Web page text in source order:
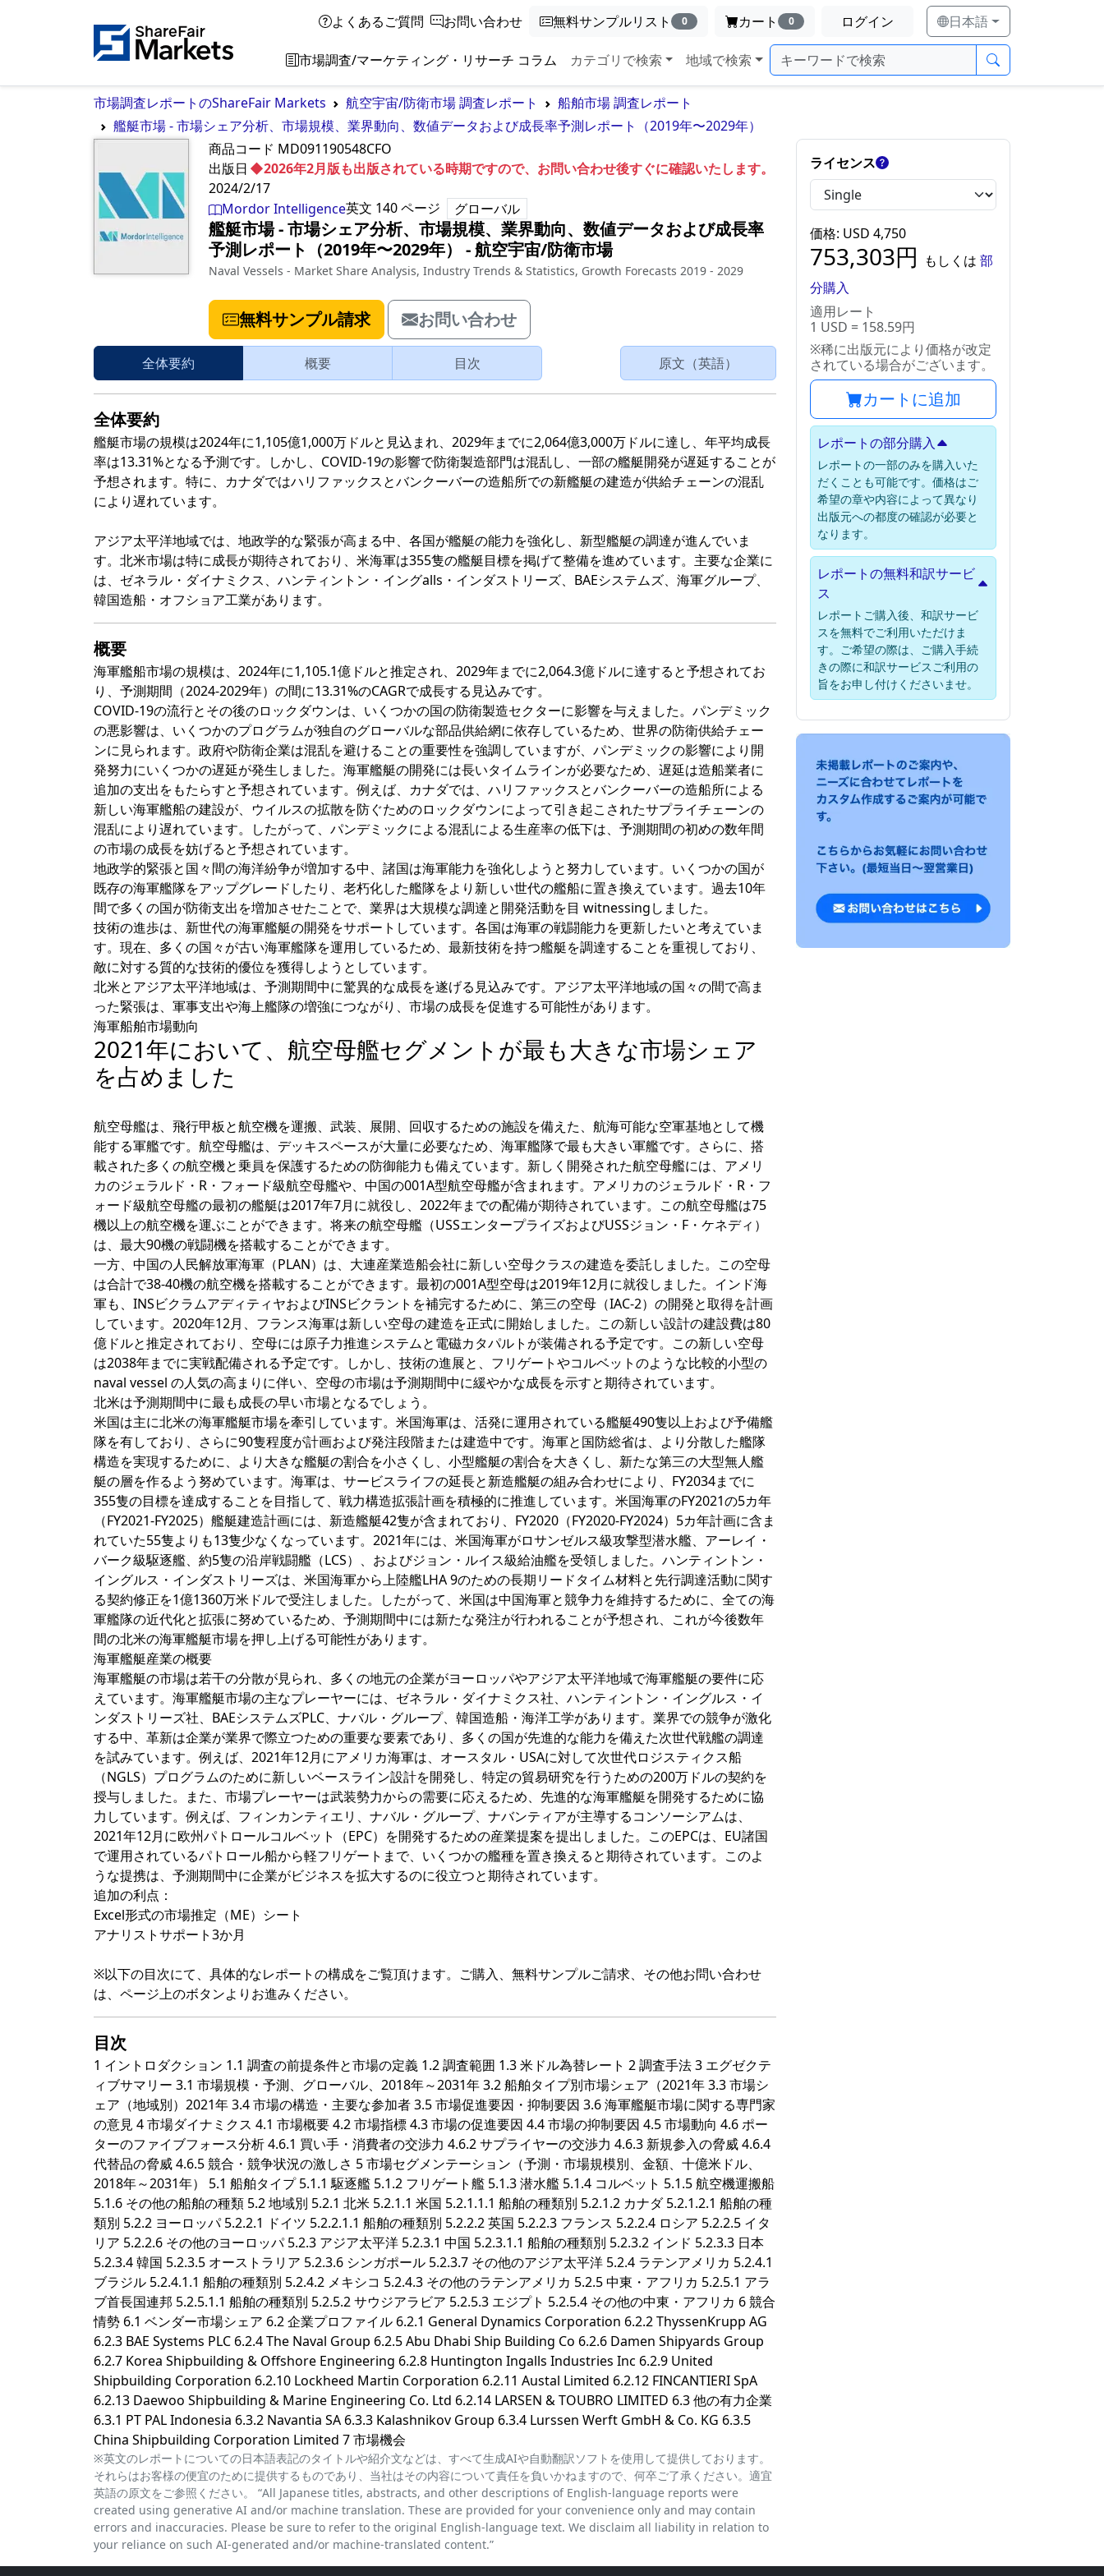
よくあるご質問 お問い合わせ 無料サンプルリスト 0 カート 0 ログイン 日本語
市場調査/マーケティング・リサーチ コラム カテゴリで検索 地域で検索
市場調査レポートのShareFair Markets 航空宇宙/防衛市場 調査レポート
船舶市場 調査レポート
艦艇市場 - 市場シェア分析、市場規模、業界動向、数値データおよび成長率予測レポート（2019年〜2029年）
商品コード MD091190548CFO
◆2026年2月版も出版されている時期ですので、お問い合わせ後すぐに確認いたします。
出版日
2024/2/17
Mordor Intelligence英文 140ページ グローバル
艦艇市場 - 市場シェア分析、市場規模、業界動向、数値データおよび成長率
予測レポート（2019年〜2029年）
‐航空宇宙/防衛市場
Naval Vessels - Market Share Analysis, Industry Trends & Statistics, Growth Forecasts 2019 - 2029
無料サンプル請求 お問い合わせ
全体要約 概要 目次 原文（英語）
全体要約
艦艇市場の規模は2024年に1,105億1,000万ドルと見込まれ、2029年までに2,064億3,000万ドルに達し、年平均成長
率は13.31%となる予測です。しかし、COVID-19の影響で防衛製造部門は混乱し、一部の艦艇開発が遅延することが
予想されます。特に、カナダではハリファックスとバンクーバーの造船所での新艦艇の建造が供給チェーンの混乱
により遅れています。
アジア太平洋地域では、地政学的な緊張が高まる中、各国が艦艇の能力を強化し、新型艦艇の調達が進んでいま
す。北米市場は特に成長が期待されており、米海軍は355隻の艦艇目標を掲げて整備を進めています。主要な企業に
は、ゼネラル・ダイナミクス、ハンティントン・イングalls・インダストリーズ、BAEシステムズ、海軍グループ、
韓国造船・オフショア工業があります。
概要
海軍艦船市場の規模は、2024年に1,105.1億ドルと推定され、2029年までに2,064.3億ドルに達すると予想されてお
り、予測期間（2024-2029年）の間に13.31%のCAGRで成長する見込みです。
COVID-19の流行とその後のロックダウンは、いくつかの国の防衛製造セクターに影響を与えました。パンデミック
の悪影響は、いくつかのプログラムが独自のグローバルな部品供給網に依存しているため、世界の防衛供給チェー
ンに見られます。政府や防衛企業は混乱を避けることの重要性を強調していますが、パンデミックの影響により開
発努力にいくつかの遅延が発生しました。海軍艦艇の開発には長いタイムラインが必要なため、遅延は造船業者に
追加の支出をもたらすと予想されています。例えば、カナダでは、ハリファックスとバンクーバーの造船所による
新しい海軍艦船の建設が、ウイルスの拡散を防ぐためのロックダウンによって引き起こされたサプライチェーンの
混乱により遅れています。したがって、パンデミックによる混乱による生産率の低下は、予測期間の初めの数年間
の市場の成長を妨げると予想されています。
地政学的緊張と国々間の海洋紛争が増加する中、諸国は海軍能力を強化しようと努力しています。いくつかの国が
既存の海軍艦隊をアップグレードしたり、老朽化した艦隊をより新しい世代の艦船に置き換えています。過去10年
間で多くの国が防衛支出を増加させたことで、業界は大規模な調達と開発活動を目 witnessingしました。
技術の進歩は、新世代の海軍艦艇の開発をサポートしています。各国は海軍の戦闘能力を更新したいと考えていま
す。現在、多くの国々が古い海軍艦隊を運用しているため、最新技術を持つ艦艇を調達することを重視しており、
敵に対する質的な技術的優位を獲得しようとしています。
北米とアジア太平洋地域は、予測期間中に驚異的な成長を遂げる見込みです。アジア太平洋地域の国々の間で高ま
った緊張は、軍事支出や海上艦隊の増強につながり、市場の成長を促進する可能性があります。
海軍船舶市場動向
2021年において、航空母艦セグメントが最も大きな市場シェア
を占めました
航空母艦は、飛行甲板と航空機を運搬、武装、展開、回収するための施設を備えた、航海可能な空軍基地として機
能する軍艦です。航空母艦は、デッキスペースが大量に必要なため、海軍艦隊で最も大きい軍艦です。さらに、搭
載された多くの航空機と乗員を保護するための防御能力も備えています。新しく開発された航空母艦には、アメリ
カのジェラルド・R・フォード級航空母艦や、中国の001A型航空母艦が含まれます。アメリカのジェラルド・R・フ
ォード級航空母艦の最初の艦艇は2017年7月に就役し、2022年までの配備が期待されています。この航空母艦は75
機以上の航空機を運ぶことができます。将来の航空母艦（USSエンタープライズおよびUSSジョン・F・ケネディ）
は、最大90機の戦闘機を搭載することができます。
一方、中国の人民解放軍海軍（PLAN）は、大連産業造船会社に新しい空母クラスの建造を委託しました。この空母
は合計で38-40機の航空機を搭載することができます。最初の001A型空母は2019年12月に就役しました。インド海
軍も、INSビクラムアディティヤおよびINSビクラントを補完するために、第三の空母（IAC-2）の開発と取得を計画
しています。2020年12月、フランス海軍は新しい空母の建造を正式に開始しました。この新しい設計の建設費は80
億ドルと推定されており、空母には原子力推進システムと電磁カタパルトが装備される予定です。この新しい空母
は2038年までに実戦配備される予定です。しかし、技術の進展と、フリゲートやコルベットのような比較的小型の
naval vessel の人気の高まりに伴い、空母の市場は予測期間中に緩やかな成長を示すと期待されています。
北米は予測期間中に最も成長の早い市場となるでしょう。
米国は主に北米の海軍艦艇市場を牽引しています。米国海軍は、活発に運用されている艦艇490隻以上および予備艦
隊を有しており、さらに90隻程度が計画および発注段階または建造中です。海軍と国防総省は、より分散した艦隊
構造を実現するために、より大きな艦艇の割合を小さくし、小型艦艇の割合を大きくし、新たな第三の大型無人艦
艇の層を作るよう努めています。海軍は、サービスライフの延長と新造艦艇の組み合わせにより、FY2034までに
355隻の目標を達成することを目指して、戦力構造拡張計画を積極的に推進しています。米国海軍のFY2021の5カ年
（FY2021-FY2025）艦艇建造計画には、新造艦艇42隻が含まれており、FY2020（FY2020-FY2024）5カ年計画に含ま
れていた55隻よりも13隻少なくなっています。2021年には、米国海軍がロサンゼルス級攻撃型潜水艦、アーレイ・
バーク級駆逐艦、約5隻の沿岸戦闘艦（LCS）、およびジョン・ルイス級給油艦を受領しました。ハンティントン・
イングルス・インダストリーズは、米国海軍から上陸艦LHA 9のための長期リードタイム材料と先行調達活動に関す
る契約修正を1億1360万米ドルで受注しました。したがって、米国は中国海軍と競争力を維持するために、全ての海
軍艦隊の近代化と拡張に努めているため、予測期間中には新たな発注が行われることが予想され、これが今後数年
間の北米の海軍艦艇市場を押し上げる可能性があります。
海軍艦艇産業の概要
海軍艦艇の市場は若干の分散が見られ、多くの地元の企業がヨーロッパやアジア太平洋地域で海軍艦艇の要件に応
えています。海軍艦艇市場の主なプレーヤーには、ゼネラル・ダイナミクス社、ハンティントン・イングルス・イ
ンダストリーズ社、BAEシステムズPLC、ナバル・グループ、韓国造船・海洋工学があります。業界での競争が激化
する中、革新は企業が業界で際立つための重要な要素であり、多くの国が先進的な能力を備えた次世代戦艦の調達
を試みています。例えば、2021年12月にアメリカ海軍は、オースタル・USAに対して次世代ロジスティクス船
（NGLS）プログラムのために新しいベースライン設計を開発し、特定の貿易研究を行うための200万ドルの契約を
授与しました。また、市場プレーヤーは武装勢力からの需要に応えるため、先進的な海軍艦艇を開発するために協
力しています。例えば、フィンカンティエリ、ナバル・グループ、ナバンティアが主導するコンソーシアムは、
2021年12月に欧州パトロールコルベット（EPC）を開発するための産業提案を提出しました。このEPCは、EU諸国
で運用されているパトロール船から軽フリゲートまで、いくつかの艦種を置き換えると期待されています。このよ
うな提携は、予測期間中に企業がビジネスを拡大するのに役立つと期待されています。
追加の利点：
Excel形式の市場推定（ME）シート
アナリストサポート3か月
※以下の目次にて、具体的なレポートの構成をご覧頂けます。ご購入、無料サンプルご請求、その他お問い合わせ
は、ページ上のボタンよりお進みください。
目次
1 イントロダクション 1.1 調査の前提条件と市場の定義 1.2 調査範囲 1.3 米ドル為替レート 2 調査手法 3 エグゼクテ
ィブサマリー 3.1 市場規模・予測、グローバル、2018年～2031年 3.2 船舶タイプ別市場シェア（2021年 3.3 市場シ
ェア（地域別）2021年 3.4 市場の構造・主要な参加者 3.5 市場促進要因・抑制要因 3.6 海軍艦艇市場に関する専門家
の意見 4 市場ダイナミクス 4.1 市場概要 4.2 市場指標 4.3 市場の促進要因 4.4 市場の抑制要因 4.5 市場動向 4.6 ポー
ターのファイブフォース分析 4.6.1 買い手・消費者の交渉力 4.6.2 サプライヤーの交渉力 4.6.3 新規参入の脅威 4.6.4
代替品の脅威 4.6.5 競合・競争状況の激しさ 5 市場セグメンテーション（予測・市場規模別、金額、十億米ドル、
2018年～2031年） 5.1 船舶タイプ 5.1.1 駆逐艦 5.1.2 フリゲート艦 5.1.3 潜水艦 5.1.4 コルベット 5.1.5 航空機運搬船
5.1.6 その他の船舶の種類 5.2 地域別 5.2.1 北米 5.2.1.1 米国 5.2.1.1.1 船舶の種類別 5.2.1.2 カナダ 5.2.1.2.1 船舶の種
類別 5.2.2 ヨーロッパ 5.2.2.1 ドイツ 5.2.2.1.1 船舶の種類別 5.2.2.2 英国 5.2.2.3 フランス 5.2.2.4 ロシア 5.2.2.5 イタ
リア 5.2.2.6 その他のヨーロッパ 5.2.3 アジア太平洋 5.2.3.1 中国 5.2.3.1.1 船舶の種類別 5.2.3.2 インド 5.2.3.3 日本
5.2.3.4 韓国 5.2.3.5 オーストラリア 5.2.3.6 シンガポール 5.2.3.7 その他のアジア太平洋 5.2.4 ラテンアメリカ 5.2.4.1
ブラジル 5.2.4.1.1 船舶の種類別 5.2.4.2 メキシコ 5.2.4.3 その他のラテンアメリカ 5.2.5 中東・アフリカ 5.2.5.1 アラ
ブ首長国連邦 5.2.5.1.1 船舶の種類別 5.2.5.2 サウジアラビア 5.2.5.3 エジプト 5.2.5.4 その他の中東・アフリカ 6 競合
情勢 6.1 ベンダー市場シェア 6.2 企業プロファイル 6.2.1 General Dynamics Corporation 6.2.2 ThyssenKrupp AG
6.2.3 BAE Systems PLC 6.2.4 The Naval Group 6.2.5 Abu Dhabi Ship Building Co 6.2.6 Damen Shipyards Group
6.2.7 Korea Shipbuilding & Offshore Engineering 6.2.8 Huntington Ingalls Industries Inc 6.2.9 United
Shipbuilding Corporation 6.2.10 Lockheed Martin Corporation 6.2.11 Austal Limited 6.2.12 FINCANTIERI SpA
6.2.13 Daewoo Shipbuilding & Marine Engineering Co. Ltd 6.2.14 LARSEN & TOUBRO LIMITED 6.3 他の有力企業
6.3.1 PT PAL Indonesia 6.3.2 Navantia SA 6.3.3 Kalashnikov Group 6.3.4 Lurssen Werft GmbH & Co. KG 6.3.5
China Shipbuilding Corporation Limited 7 市場機会
※英文のレポートについての日本語表記のタイトルや紹介文などは、すべて生成AIや自動翻訳ソフトを使用して提供しております。
それらはお客様の便宜のために提供するものであり、当社はその内容について責任を負いかねますので、何卒ご了承ください。適宜
英語の原文をご参照ください。 “All Japanese titles, abstracts, and other descriptions of English-language reports were
created using generative AI and/or machine translation. These are provided for your convenience only and may contain
errors and inaccuracies. Please be sure to refer to the original English-language text. We disclaim all liability in relation to
your reliance on such AI-generated and/or machine-translated content.”
ライセンス
価格: USD 4,750
753,303円 もしくは 部
分購入
適用レート
1 USD = 158.59円
※稀に出版元により価格が改定
されている場合がございます。
カートに追加
レポートの部分購入
レポートの一部のみを購入いた
だくことも可能です。価格はご
希望の章や内容によって異なり
出版元への都度の確認が必要と
なります。
レポートの無料和訳サービ
ス
レポートご購入後、和訳サービ
スを無料でご利用いただけま
す。ご希望の際は、ご購入手続
きの際に和訳サービスご利用の
旨をお申し付けくださいませ。